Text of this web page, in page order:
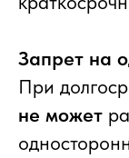
Запрет на
При
не может